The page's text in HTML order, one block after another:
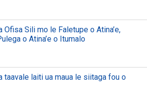
Sili mo le Faletupe o Atina’e,
o Atina’e o Itumalo
taavale laiti ua maua le siitaga fou o